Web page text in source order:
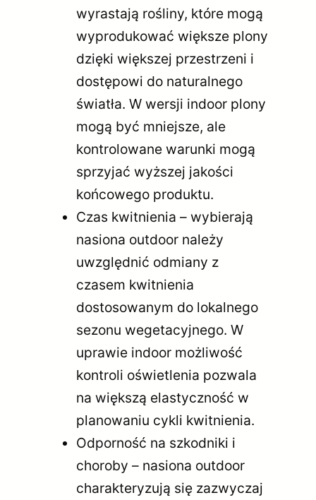
wyrastają rośliny, które mogą
wyprodukować większe plony
dzięki większej przestrzeni i
dostępowi do naturalnego
światła. W wersji indoor plony
mogą być mniejsze, ale
kontrolowane warunki mogą
sprzyjać wyższej jakości
końcowego produktu.
Czas kwitnienia – wybierają
nasiona outdoor należy
uwzględnić odmiany z
czasem kwitnienia
dostosowanym do lokalnego
sezonu wegetacyjnego. W
uprawie indoor możliwość
kontroli oświetlenia pozwala
na większą elastyczność w
planowaniu cykli kwitnienia.
Odporność na szkodniki i
choroby – nasiona outdoor
charakteryzują się zazwyczaj